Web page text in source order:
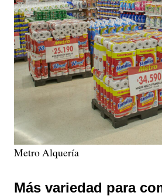
Metro Alquería
Más variedad para